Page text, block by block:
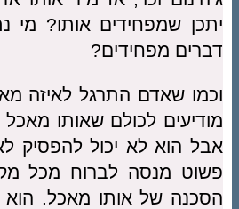
יתכן שמפחידים אותו? מי
דברים מפחידים?
וכמו שאדם התרגל לאיזה
מודיעים לכולם שאותו מאכל
אבל הוא לא יכול להפסיק
פשוט מנסה לברוח מכל
הסכנה של אותו מאכל.